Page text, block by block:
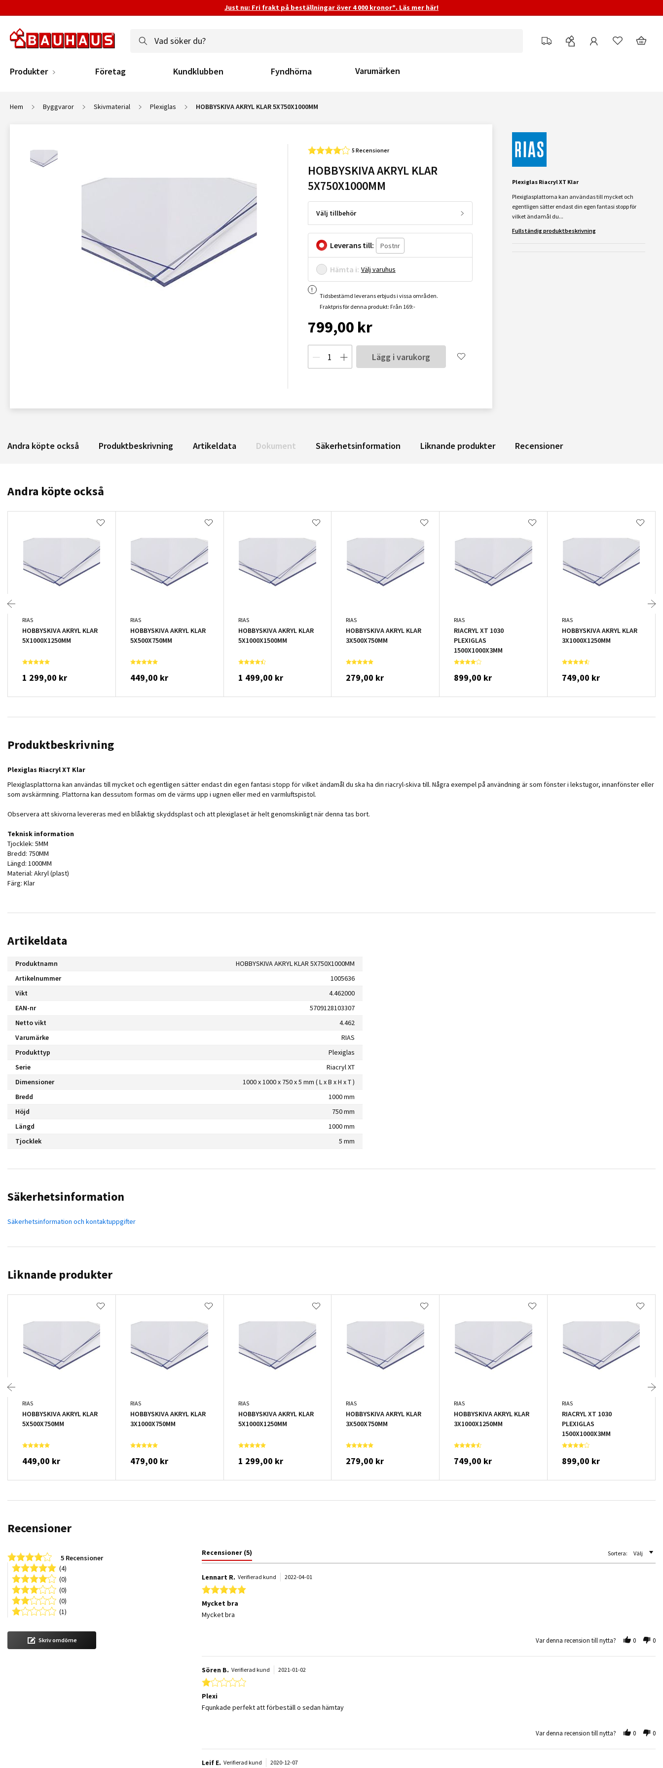
Just nu: Fri frakt på beställningar över 4 000 kronor*. Läs mer här!
Produkter Företag Kundklubben Fyndhörna Varumärken
Hem Byggvaror Skivmaterial Plexiglas HOBBYSKIVA AKRYL KLAR 5X750X1000MM
5 Recensioner
HOBBYSKIVA AKRYL KLAR
5X750X1000MM
Välj tillbehör
Leverans till:
Hämta i: Välj varuhus
Tidsbestämd leverans erbjuds i vissa områden.
Fraktpris för denna produkt: Från 169:-
799,00 kr
Lägg i varukorg
Plexiglas Riacryl XT Klar
Plexiglasplattorna kan användas till mycket och
egentligen sätter endast din egen fantasi stopp för
vilket ändamål du...
Fullständig produktbeskrivning
Andra köpte också Produktbeskrivning Artikeldata Dokument Säkerhetsinformation Liknande produkter Recensioner
Andra köpte också
RIAS
HOBBYSKIVA AKRYL KLAR
5X1000X1250MM
1 299,00 kr
RIAS
HOBBYSKIVA AKRYL KLAR
5X500X750MM
449,00 kr
RIAS
HOBBYSKIVA AKRYL KLAR
5X1000X1500MM
1 499,00 kr
RIAS
HOBBYSKIVA AKRYL KLAR
3X500X750MM
279,00 kr
RIAS
RIACRYL XT 1030
PLEXIGLAS
1500X1000X3MM
899,00 kr
RIAS
HOBBYSKIVA AKRYL KLAR
3X1000X1250MM
749,00 kr
Produktbeskrivning
Plexiglas Riacryl XT Klar
Plexiglasplattorna kan användas till mycket och egentligen sätter endast din egen fantasi stopp för vilket ändamål du ska ha din riacryl-skiva till. Några exempel på användning är som fönster i lekstugor, innanfönster eller
som avskärmning. Plattorna kan dessutom formas om de värms upp i ugnen eller med en varmluftspistol.
Observera att skivorna levereras med en blåaktig skyddsplast och att plexiglaset är helt genomskinligt när denna tas bort.
Teknisk information
Tjocklek: 5MM
Bredd: 750MM
Längd: 1000MM
Material: Akryl (plast)
Färg: Klar
Artikeldata
Produktnamn
HOBBYSKIVA AKRYL KLAR 5X750X1000MM
Artikelnummer
1005636
Vikt
4.462000
EAN-nr
5709128103307
Netto vikt
4.462
Varumärke
RIAS
Produkttyp
Plexiglas
Serie
Riacryl XT
Dimensioner
1000 x 1000 x 750 x 5 mm ( L x B x H x T )
Bredd
1000 mm
Höjd
750 mm
Längd
1000 mm
Tjocklek
5 mm
Säkerhetsinformation
Säkerhetsinformation och kontaktuppgifter
Liknande produkter
RIAS
HOBBYSKIVA AKRYL KLAR
5X500X750MM
449,00 kr
RIAS
HOBBYSKIVA AKRYL KLAR
3X1000X750MM
479,00 kr
RIAS
HOBBYSKIVA AKRYL KLAR
5X1000X1250MM
1 299,00 kr
RIAS
HOBBYSKIVA AKRYL KLAR
3X500X750MM
279,00 kr
RIAS
HOBBYSKIVA AKRYL KLAR
3X1000X1250MM
749,00 kr
RIAS
RIACRYL XT 1030
PLEXIGLAS
1500X1000X3MM
899,00 kr
Recensioner
4.2 star rating
5 Recensioner
(4)
(0)
(0)
(0)
(1)
Skriv omdöme
Recensioner (5) Sortera: Välj
Lennart R. Verifierad kund
5.0 star rating
2022-04-01
Mycket bra
Review by Lennart R. on 1 Apr 2022
review stating Mycket bra
Mycket bra
Var denna recension till nytta? 0 0
Sören B. Verifierad kund
1.0 star rating
2021-01-02
Plexi
Review by Sören B. on 2 Jan 2021
review stating Plexi
Fqunkade perfekt att förbeställ o sedan hämtay
Var denna recension till nytta? 0 0
Leif E. Verifierad kund 2020-12-07